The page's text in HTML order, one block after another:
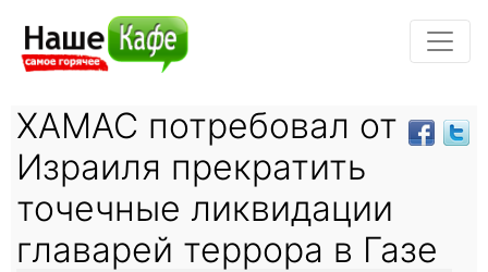
ХАМАС потребовал от
Израиля прекратить
точечные ликвидации
главарей террора в Газе